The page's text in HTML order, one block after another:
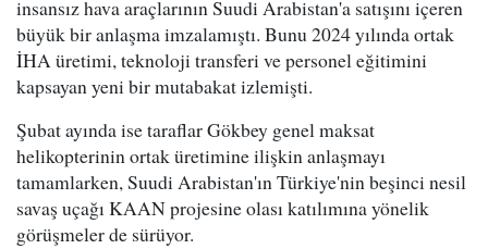
insansız hava araçlarının Suudi Arabistan'a satışını içeren
büyük bir anlaşma imzalamıştı. Bunu 2024 yılında ortak
İHA üretimi, teknoloji transferi ve personel eğitimini
kapsayan yeni bir mutabakat izlemişti.
Şubat ayında ise taraflar Gökbey genel maksat
helikopterinin ortak üretimine ilişkin anlaşmayı
tamamlarken, Suudi Arabistan'ın Türkiye'nin beşinci nesil
savaş uçağı KAAN projesine olası katılımına yönelik
görüşmeler de sürüyor.